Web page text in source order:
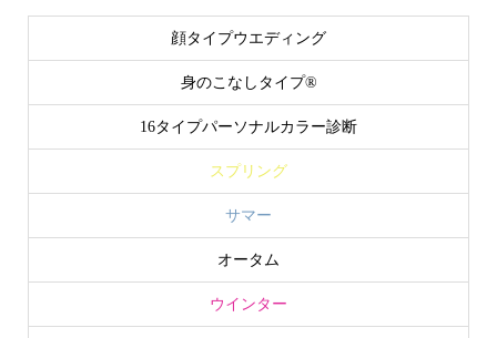
顔タイプウエディング
身のこなしタイプ®
16タイプパーソナルカラー診断
スプリング
サマー
オータム
ウインター